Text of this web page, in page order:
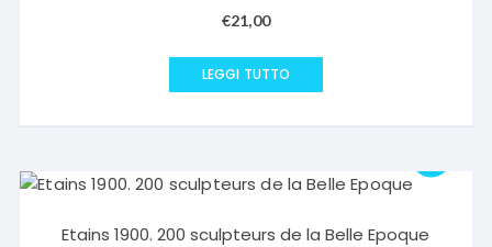
€21,00
LEGGI TUTTO
Etains 1900. 200 sculpteurs de la Belle Epoque